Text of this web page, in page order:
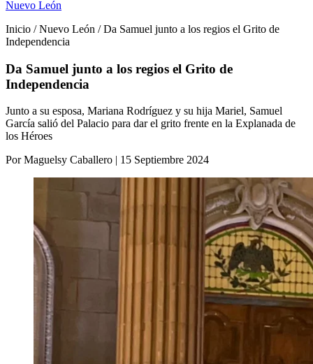
Nuevo León
Inicio / Nuevo León / Da Samuel junto a los regios el Grito de
Independencia
Da Samuel junto a los regios el Grito de
Independencia
Junto a su esposa, Mariana Rodríguez y su hija Mariel, Samuel
García salió del Palacio para dar el grito frente en la Explanada de
los Héroes
Por Maguelsy Caballero | 15 Septiembre 2024